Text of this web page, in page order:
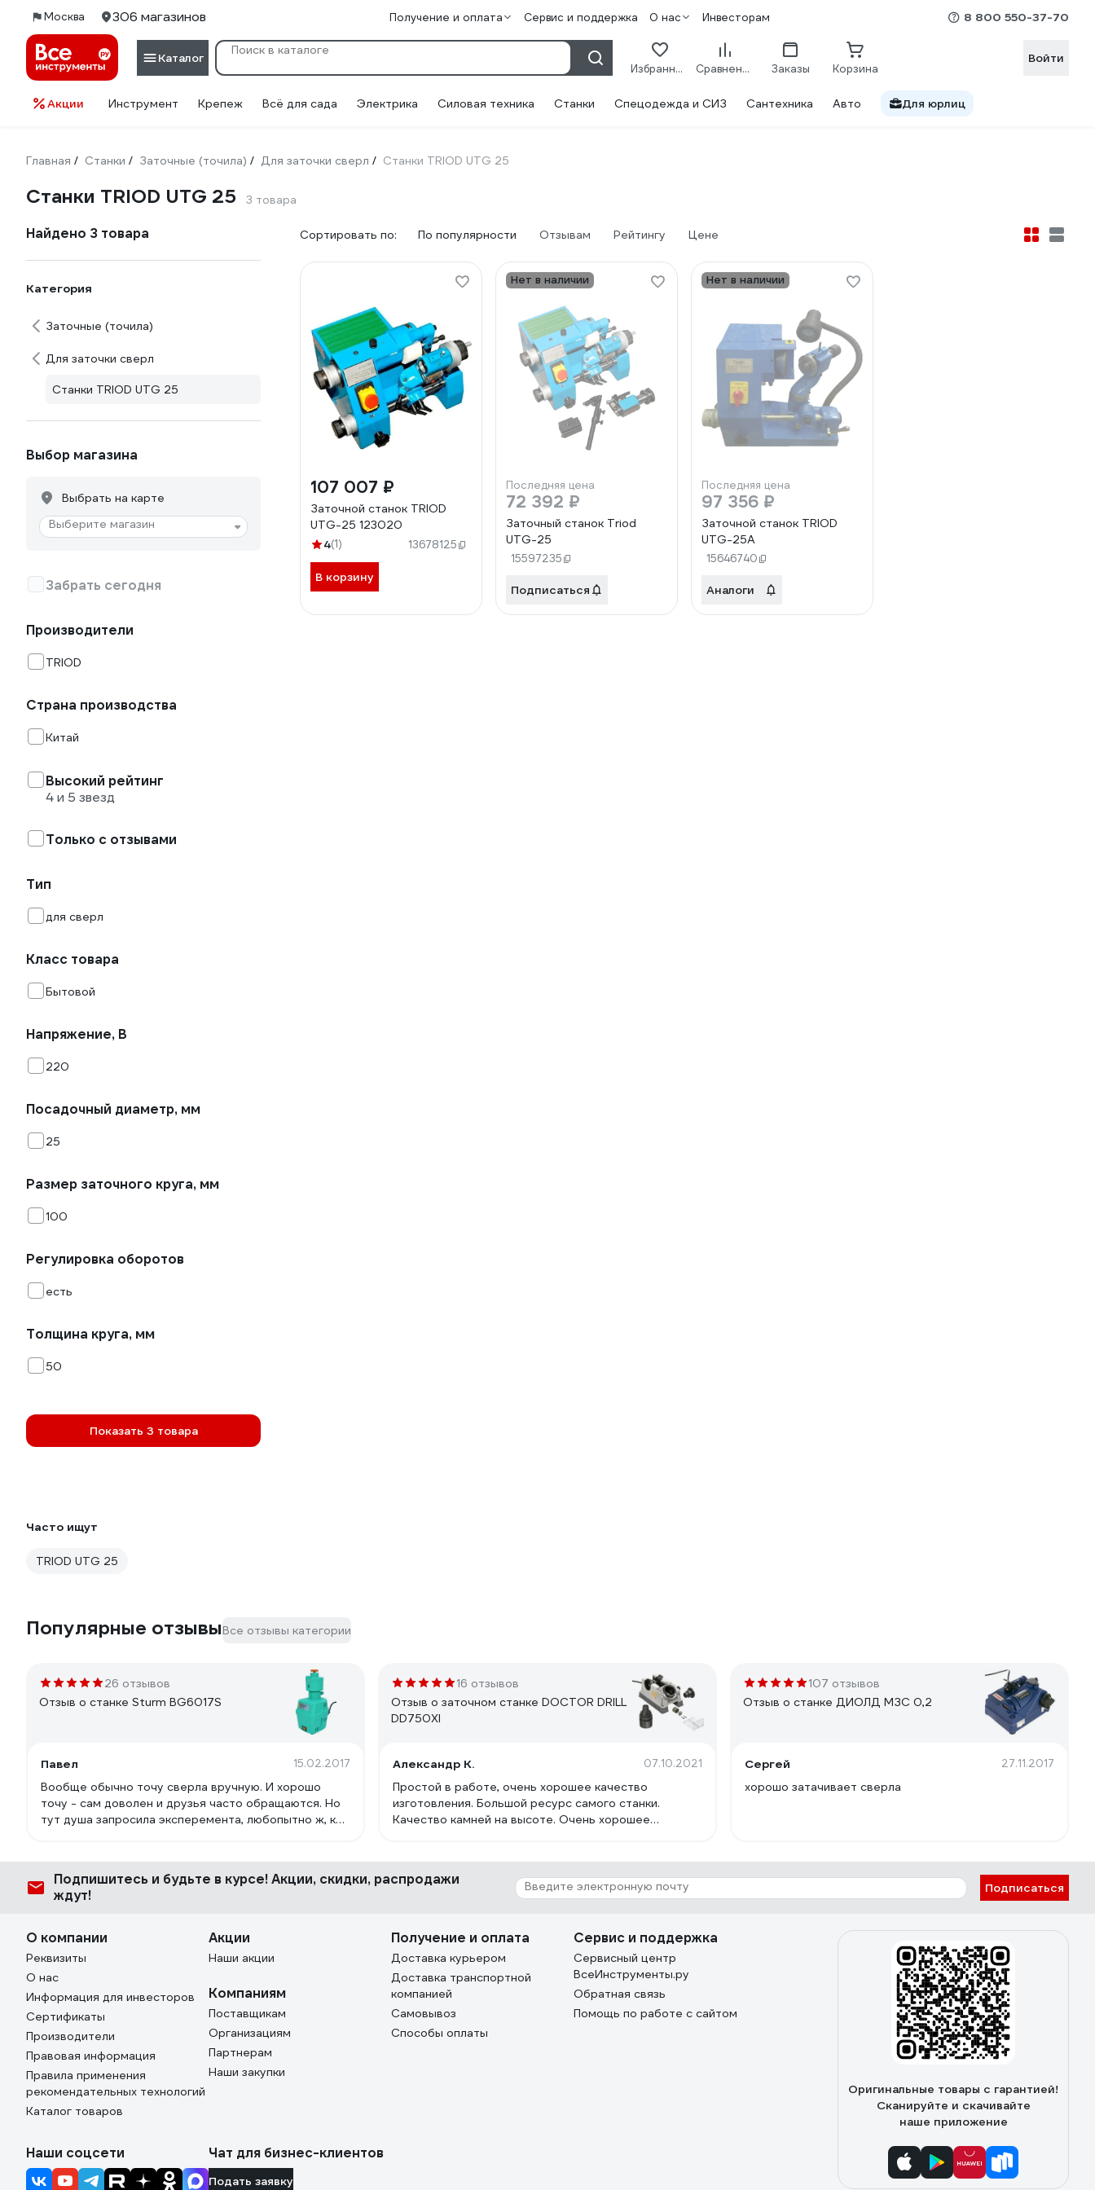
Москва 306 магазинов Получение и оплата Сервис и поддержка О нас Инвесторам 8 800 550-37-70
Каталог
Избранное Сравнение Заказы Корзина
Войти
Акции Инструмент Крепеж Всё для сада Электрика Силовая техника Станки Спецодежда и СИЗ Сантехника Авто Для юрлиц
Главная / Станки / Заточные (точила) / Для заточки сверл / Станки TRIOD UTG 25
Станки TRIOD UTG 25 3 товара
Найдено 3 товара
Категория
Заточные (точила)
Для заточки сверл
Станки TRIOD UTG 25
Выбор магазина
Выбрать на карте
Выберите магазин
Забрать сегодня
Производители
TRIOD
Страна производства
Китай
Высокий рейтинг
4 и 5 звезд
Только с отзывами
Тип
для сверл
Класс товара
Бытовой
Напряжение, В
220
Посадочный диаметр, мм
25
Размер заточного круга, мм
100
Регулировка оборотов
есть
Толщина круга, мм
50
Показать 3 товара
Сортировать по: По популярности Отзывам Рейтингу Цене
107 007 ₽
Заточной станок TRIOD
UTG-25 123020
4(1) 13678125
В корзину
Нет в наличии
Последняя цена
72 392 ₽
Заточный станок Triod
UTG-25
15597235
Подписаться
Нет в наличии
Последняя цена
97 356 ₽
Заточной станок TRIOD
UTG-25A
15646740
Аналоги
Часто ищут
TRIOD UTG 25
Популярные отзывыВсе отзывы категории
26 отзывов
Отзыв о станке Sturm BG6017S
Павел 15.02.2017
Вообще обычно точу сверла вручную. И хорошо
точу - сам доволен и друзья часто обращаются. Но
тут душа запросила эксперемента, любопытно ж, кто
постаринке или просто не хочет учиться этого
делать. Результат она дает удовлетворительный, но
Использовал ее от силы пару раз, как при активном
16 отзывов
Отзыв о заточном станке DOCTOR DRILL
DD750XI
Александр К. 07.10.2021
Простой в работе, очень хорошее качество
изготовления. Большой ресурс самого станки.
Качество камней на высоте. Очень хорошее
107 отзывов
Отзыв о станке ДИОЛД МЗС 0,2
Сергей 27.11.2017
хорошо затачивает сверла
Подпишитесь и будьте в курсе! Акции, скидки, распродажи
ждут!
Подписаться
О компании
Реквизиты
О нас
Информация для инвесторов
Сертификаты
Производители
Правовая информация
Правила применения
рекомендательных технологий
Каталог товаров
Акции
Наши акции
Компаниям
Поставщикам
Организациям
Партнерам
Наши закупки
Получение и оплата
Доставка курьером
Доставка транспортной
компанией
Самовывоз
Способы оплаты
Сервис и поддержка
Сервисный центр
ВсеИнструменты.ру
Обратная связь
Помощь по работе с сайтом
Оригинальные товары с гарантией!
Сканируйте и скачивайте
наше приложение
Наши соцсети Чат для бизнес-клиентов
Подать заявку